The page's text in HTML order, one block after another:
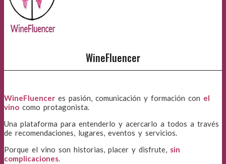
WineFluencer
WineFluencer es pasión, comunicación y formación con el
vino como protagonista.
Una plataforma para entenderlo y acercarlo a todos a través
de recomendaciones, lugares, eventos y servicios.
Porque el vino son historias, placer y disfrute, sin
complicaciones.